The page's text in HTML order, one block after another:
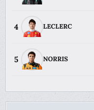
4 LECLERC
5 NORRIS